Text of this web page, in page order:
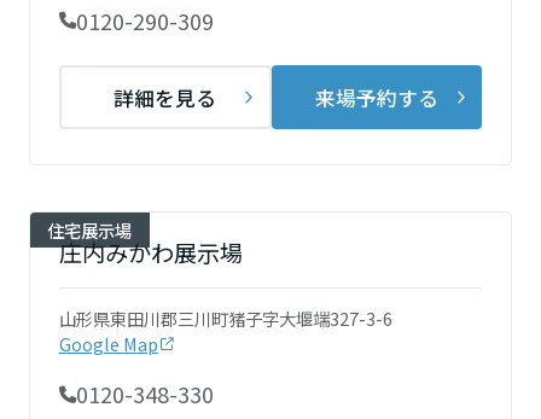
分譲住宅（建売・土地）検索
中古住宅検索
スムストック検索
[MISAWA RELAY]
社宅建築
これから土地活用・賃貸経営をご検討の方
土地活用の基礎から長期安定経営を目指すオーナー様まで、賃貸経営
に役立つ多彩な情報を幅広くお届けします。
ホームラウンジ 土地活用・賃貸経営
事業用
事業用リノベーション
ホテル・旅館リフォーム
リフォーム営業所
これからリフォームをご検討の方
実例動画や基礎知識、収納の工夫など、理想の住まいを叶えるリフォ
収益不動産・投資開発事業
建築再生事業
事業用売買
事業用地・事業用建物
保証制度
アフターメンテナンス
ミサワリフォーム
お客様センター
ニュース
MISAWAについて
SDGs
環境活動
採用情報
住まいのご相談
0120-290-309
詳細を見る 来場予約する
住宅展示場
庄内みかわ展示場
山形県東田川郡三川町猪子字大堰端327-3-6
Google Map
0120-348-330
秋田県
山形県
福島県
関東
茨城県